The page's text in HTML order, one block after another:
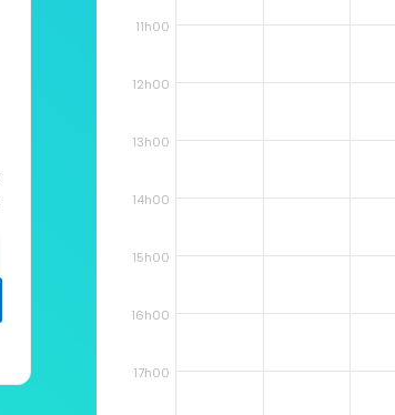
11h00
12h00
13h00
14h00
15h00
16h00
17h00